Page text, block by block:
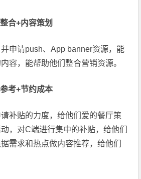
合+内容策划
申请push、App banner资源，能
容，能帮助他们整合营销资源。
考+节约成本
补贴的力度，给他们爱的餐厅策
，对C端进行集中的补贴，给他们
需求和热点做内容推荐，给他们